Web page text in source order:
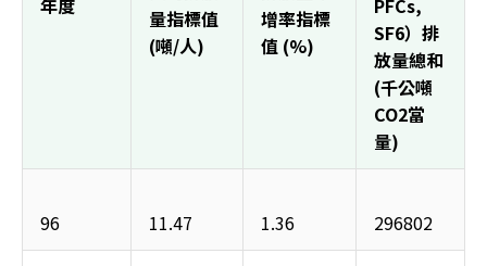
年度
量指標值
(噸/人)
增率指標
值 (%)
PFCs,
SF6）排
放量總和
(千公噸
CO2當
量)
96 11.47 1.36 296802